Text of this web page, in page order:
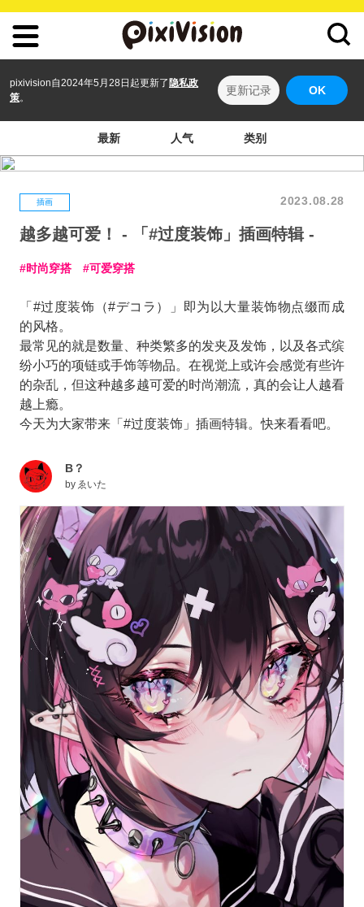
pixivision自2024年5月28日起更新了 隐私政
策。
更新记录 OK
最新 人气 类别
插画 2023.08.28
越多越可爱！ - 「#过度装饰」插画特辑 -
时尚穿搭 可爱穿搭
「#过度装饰（#デコラ）」即为以大量装饰物点缀而成
的风格。
最常见的就是数量、种类繁多的发夹及发饰，以及各式缤
纷小巧的项链或手饰等物品。在视觉上或许会感觉有些许
的杂乱，但这种越多越可爱的时尚潮流，真的会让人越看
越上瘾。
今天为大家带来「#过度装饰」插画特辑。快来看看吧。
B？
by ゑいた